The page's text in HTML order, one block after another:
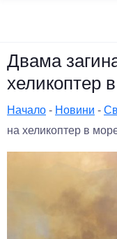
Двама
хеликоптер
Начало - Новини -
на хеликоптер в